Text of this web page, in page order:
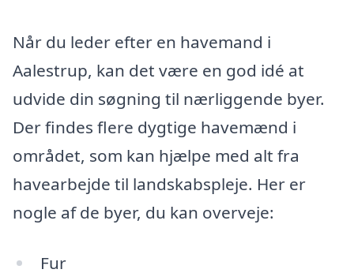
Når du leder efter en havemand i
Aalestrup, kan det være en god idé at
udvide din søgning til nærliggende byer.
Der findes flere dygtige havemænd i
området, som kan hjælpe med alt fra
havearbejde til landskabspleje. Her er
nogle af de byer, du kan overveje:
Fur